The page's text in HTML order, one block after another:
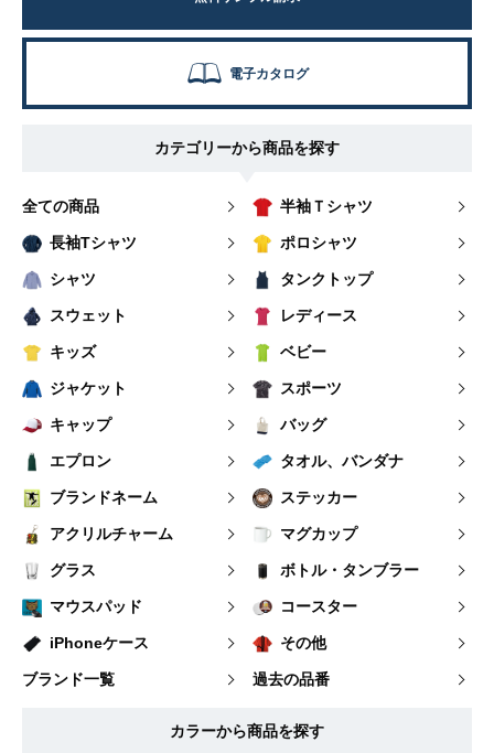
電子カタログ
カテゴリーから商品を探す
全ての商品 半袖Ｔシャツ
長袖Tシャツ ポロシャツ
シャツ タンクトップ
スウェット レディース
キッズ ベビー
ジャケット スポーツ
キャップ バッグ
エプロン タオル、バンダナ
ブランドネーム ステッカー
アクリルチャーム マグカップ
グラス ボトル・タンブラー
マウスパッド コースター
iPhoneケース その他
ブランド一覧 過去の品番
カラーから商品を探す